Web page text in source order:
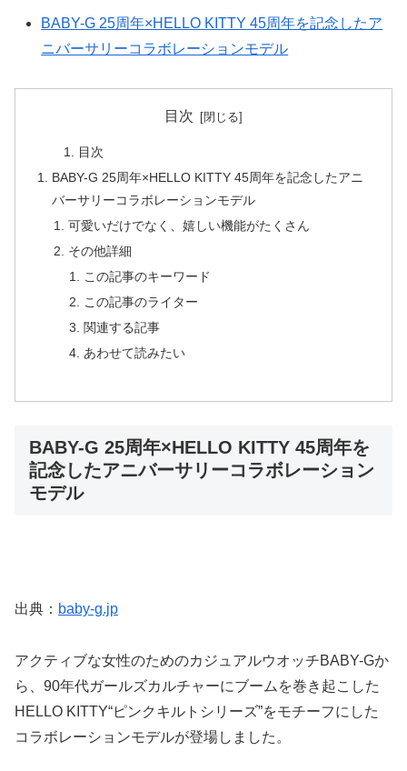
BABY-G 25周年×HELLO KITTY 45周年を記念したア
ニバーサリーコラボレーションモデル
目次
目次
BABY-G 25周年×HELLO KITTY 45周年を記念したアニ
バーサリーコラボレーションモデル
可愛いだけでなく、嬉しい機能がたくさん
その他詳細
この記事のキーワード
この記事のライター
関連する記事
あわせて読みたい
BABY-G 25周年×HELLO KITTY 45周年を
記念したアニバーサリーコラボレーション
モデル
出典： baby-g.jp
アクティブな女性のためのカジュアルウオッチBABY-Gか
ら、90年代ガールズカルチャーにブームを巻き起こした
HELLO KITTY“ピンクキルトシリーズ”をモチーフにした
コラボレーションモデルが登場しました。